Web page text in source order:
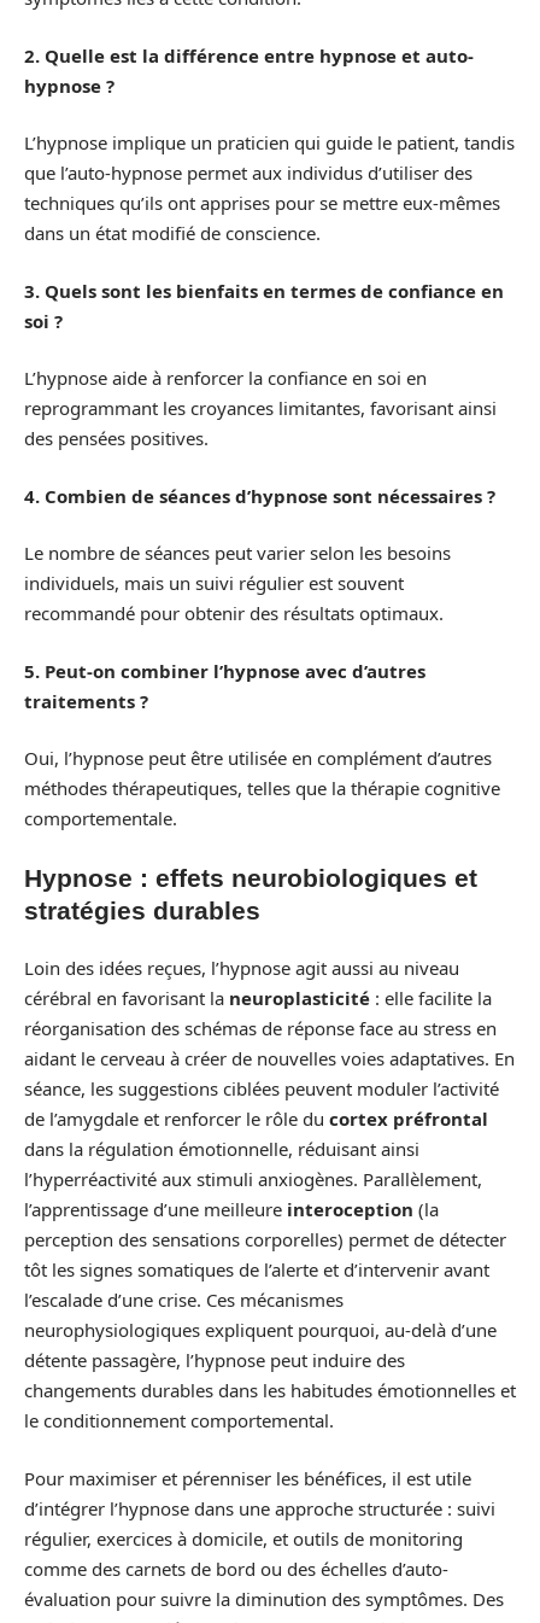
2. Quelle est la différence entre hypnose et auto-
hypnose ?
L’hypnose implique un praticien qui guide le patient, tandis
que l’auto-hypnose permet aux individus d’utiliser des
techniques qu’ils ont apprises pour se mettre eux-mêmes
dans un état modifié de conscience.
3. Quels sont les bienfaits en termes de confiance en
soi ?
L’hypnose aide à renforcer la confiance en soi en
reprogrammant les croyances limitantes, favorisant ainsi
des pensées positives.
4. Combien de séances d’hypnose sont nécessaires ?
Le nombre de séances peut varier selon les besoins
individuels, mais un suivi régulier est souvent
recommandé pour obtenir des résultats optimaux.
5. Peut-on combiner l’hypnose avec d’autres
traitements ?
Oui, l’hypnose peut être utilisée en complément d’autres
méthodes thérapeutiques, telles que la thérapie cognitive
comportementale.
Hypnose : effets neurobiologiques et
stratégies durables
Loin des idées reçues, l’hypnose agit aussi au niveau
cérébral en favorisant la neuroplasticité : elle facilite la
réorganisation des schémas de réponse face au stress en
aidant le cerveau à créer de nouvelles voies adaptatives. En
séance, les suggestions ciblées peuvent moduler l’activité
de l’amygdale et renforcer le rôle du cortex préfrontal
dans la régulation émotionnelle, réduisant ainsi
l’hyperréactivité aux stimuli anxiogènes. Parallèlement,
l’apprentissage d’une meilleure interoception (la
perception des sensations corporelles) permet de détecter
tôt les signes somatiques de l’alerte et d’intervenir avant
l’escalade d’une crise. Ces mécanismes
neurophysiologiques expliquent pourquoi, au-delà d’une
détente passagère, l’hypnose peut induire des
changements durables dans les habitudes émotionnelles et
le conditionnement comportemental.
Pour maximiser et pérenniser les bénéfices, il est utile
d’intégrer l’hypnose dans une approche structurée : suivi
régulier, exercices à domicile, et outils de monitoring
comme des carnets de bord ou des échelles d’auto-
évaluation pour suivre la diminution des symptômes. Des